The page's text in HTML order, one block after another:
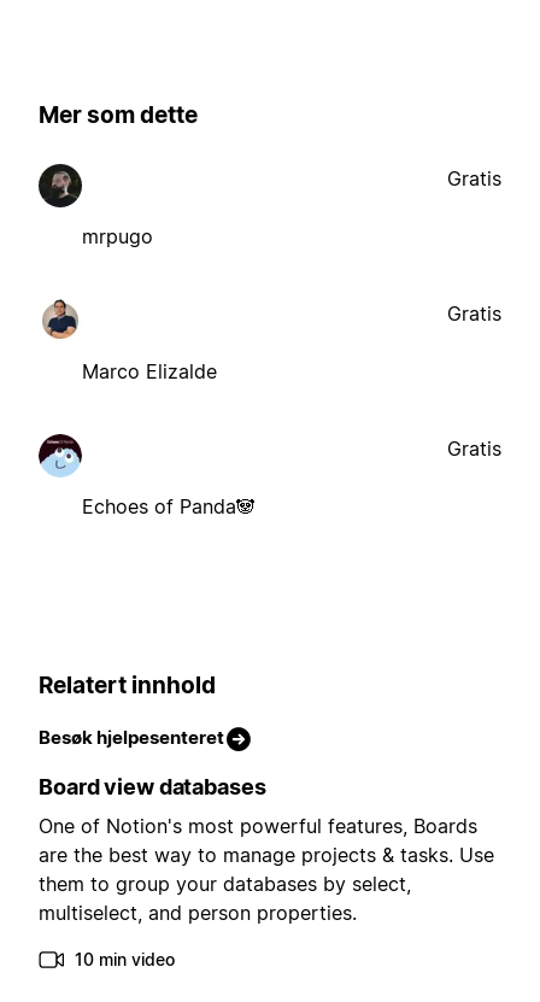
Mer som dette
mrpugo
Gratis
Marco Elizalde
Gratis
Echoes of Panda🐼
Gratis
Relatert innhold
Besøk hjelpesenteret
Board view databases
One of Notion's most powerful features, Boards
are the best way to manage projects & tasks. Use
them to group your databases by select,
multiselect, and person properties.
10 min video